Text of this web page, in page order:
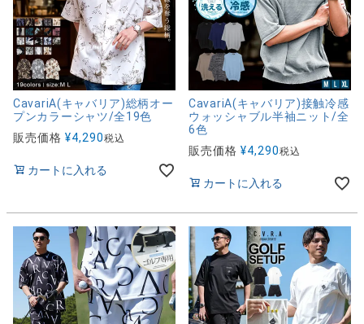
CavariA(キャバリア)総柄オー
プンカラーシャツ/全19色
販売価格 ¥4,290税込
カートに入れる
CavariA(キャバリア)接触冷感
ウォッシャブル半袖ニット/全
6色
販売価格 ¥4,290税込
カートに入れる